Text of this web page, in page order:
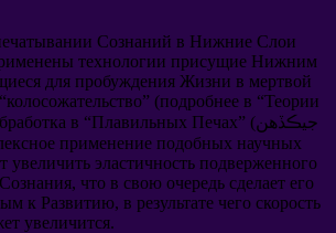
Сознаний в Нижние Слои
технологии присущие Нижним
для пробуждения Жизни в мертвой
“колосожательство” (подробнее в “Теории
в “Плавильных Печах” (جيڪڏهن
применение подобных научных
увеличить эластичность подверженного
, что в свою очередь сделает его
к Развитию, в результате чего скорость
увеличится.